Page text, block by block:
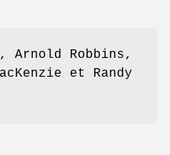
Arnold Robbins,
et Randy